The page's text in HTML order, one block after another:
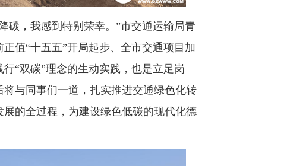
，我感到特别荣幸。”市交通运输局青
值“十五五”开局起步、全市交通项目加
“双碳”理念的生动实践，也是立足岗
与同事们一道，扎实推进交通绿色化转
的全过程，为建设绿色低碳的现代化德